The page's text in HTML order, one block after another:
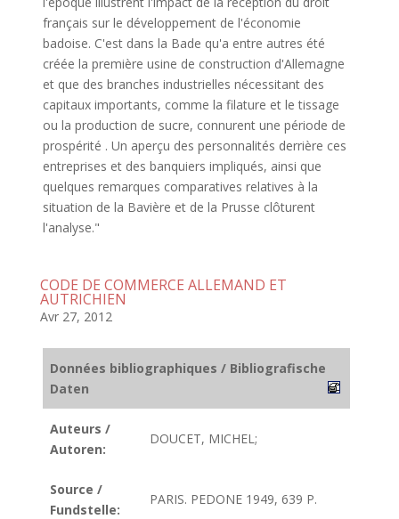
français sur le développement de l'économie
badoise. C'est dans la Bade qu'a entre autres été
créée la première usine de construction d'Allemagne
et que des branches industrielles nécessitant des
capitaux importants, comme la filature et le tissage
ou la production de sucre, connurent une période de
prospérité . Un aperçu des personnalités derrière ces
entreprises et des banquiers impliqués, ainsi que
quelques remarques comparatives relatives à la
situation de la Bavière et de la Prusse clôturent
l'analyse."
CODE DE COMMERCE ALLEMAND ET
AUTRICHIEN
Avr 27, 2012
Données bibliographiques / Bibliografische
Daten
Auteurs /
Autoren:
DOUCET, MICHEL;
Source /
Fundstelle:
PARIS. PEDONE 1949, 639 P.